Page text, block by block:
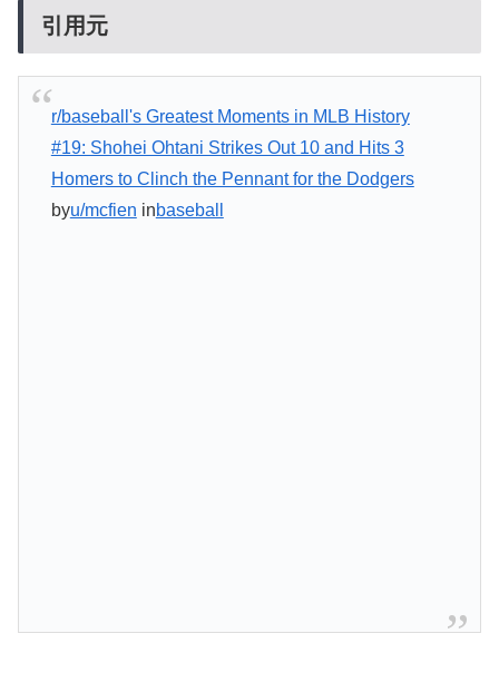
引用元
r/baseball's Greatest Moments in MLB History
#19: Shohei Ohtani Strikes Out 10 and Hits 3
Homers to Clinch the Pennant for the Dodgers
byu/mcfien inbaseball